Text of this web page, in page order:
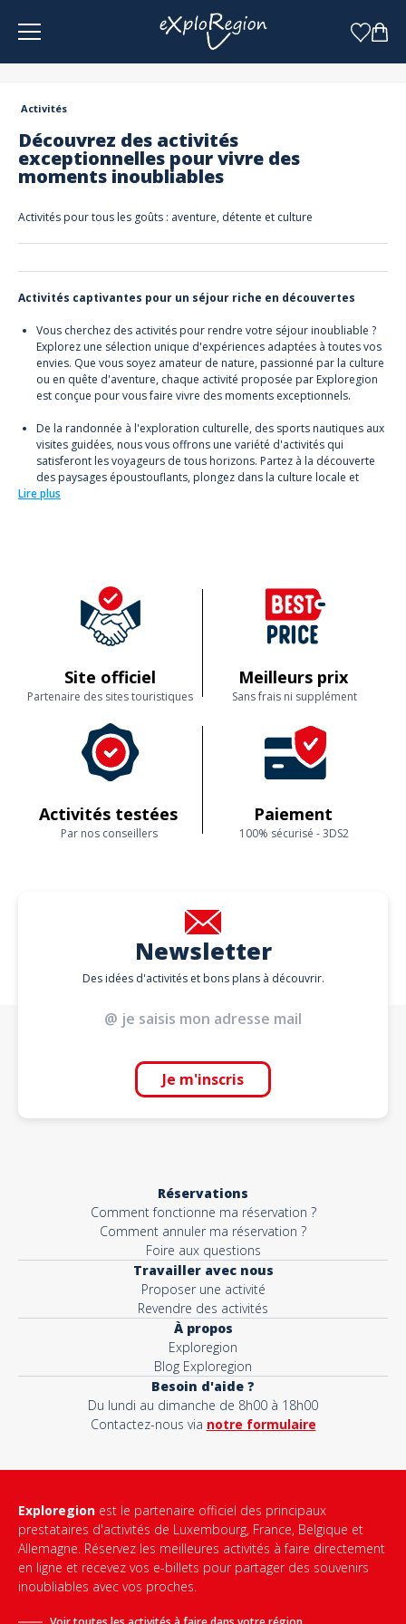
Panneau de gestion des cookies
Activités
Découvrez des activités
exceptionnelles pour vivre des
moments inoubliables
Activités pour tous les goûts : aventure, détente et culture
Activités captivantes pour un séjour riche en découvertes
Vous cherchez des activités pour rendre votre séjour inoubliable ?
Explorez une sélection unique d'expériences adaptées à toutes vos
envies. Que vous soyez amateur de nature, passionné par la culture
ou en quête d'aventure, chaque activité proposée par Exploregion
est conçue pour vous faire vivre des moments exceptionnels.
De la randonnée à l'exploration culturelle, des sports nautiques aux
visites guidées, nous vous offrons une variété d'activités qui
satisferont les voyageurs de tous horizons. Partez à la découverte
des paysages époustouflants, plongez dans la culture locale et
laissez-vous surprendre par des expériences inédites.
Lire plus
Site officiel
Partenaire des sites touristiques
Meilleurs prix
Sans frais ni supplément
Activités testées
Par nos conseillers
Paiement
100% sécurisé - 3DS2
Newsletter
Des idées d'activités et bons plans à découvrir.
Je m'inscris
Réservations
Comment fonctionne ma réservation ?
Comment annuler ma réservation ?
Foire aux questions
Travailler avec nous
Proposer une activité
Revendre des activités
À propos
Exploregion
Blog Exploregion
Besoin d'aide ?
Du lundi au dimanche de 8h00 à 18h00
Contactez-nous via notre formulaire
Exploregion est le partenaire officiel des principaux
prestataires d'activités de Luxembourg, France, Belgique et
Allemagne. Réservez les meilleures activités à faire directement
en ligne et recevez vos e-billets pour partager des souvenirs
inoubliables avec vos proches.